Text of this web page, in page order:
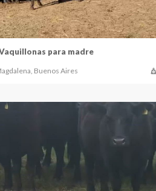
para madre
Buenos Aires